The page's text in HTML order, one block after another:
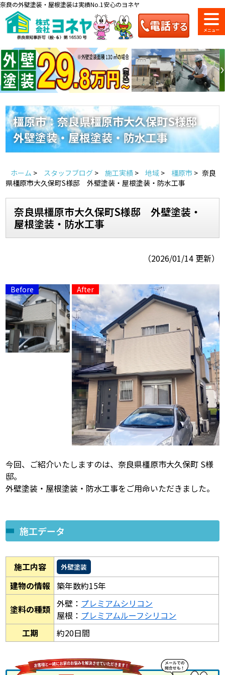
奈良の外壁塗装・屋根塗装は実績No.1安心のヨネヤ
料金一覧 会社案内 ショールーム
のご紹介
来店予約 お問い合わせ
お見積り お電話
地域の事例がいっぱい
ヨネヤの施工実績
Home
雨漏りについて 雨漏りの施工実績
ヨネヤがお客様から選ばれる10の
理由
リフォームローン
見積もりシミュレーション
橿原市：奈良県橿原市大久保町S様邸
外壁塗装・屋根塗装・防水工事
ホーム > スタッフブログ > 施工実績 > 地域 > 橿原市 > 奈良
県橿原市大久保町S様邸 外壁塗装・屋根塗装・防水工事
奈良県橿原市大久保町S様邸 外壁塗装・
屋根塗装・防水工事
（2026/01/14 更新）
今回、ご紹介いたしますのは、奈良県橿原市大久保町 S様
邸。
外壁塗装・屋根塗装・防水工事をご用命いただきました。
施工データ
施工内容 外壁塗装
建物の情報 築年数約15年
塗料の種類 外壁： プレミアムシリコン
屋根： プレミアムルーフシリコン
工期
約20日間